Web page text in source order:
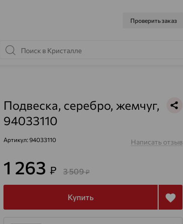
Проверить заказ
Подвеска, серебро, жемчуг,
94033110
Артикул: 94033110 Написать отзыв
1 263 ₽ 3 509₽
Купить